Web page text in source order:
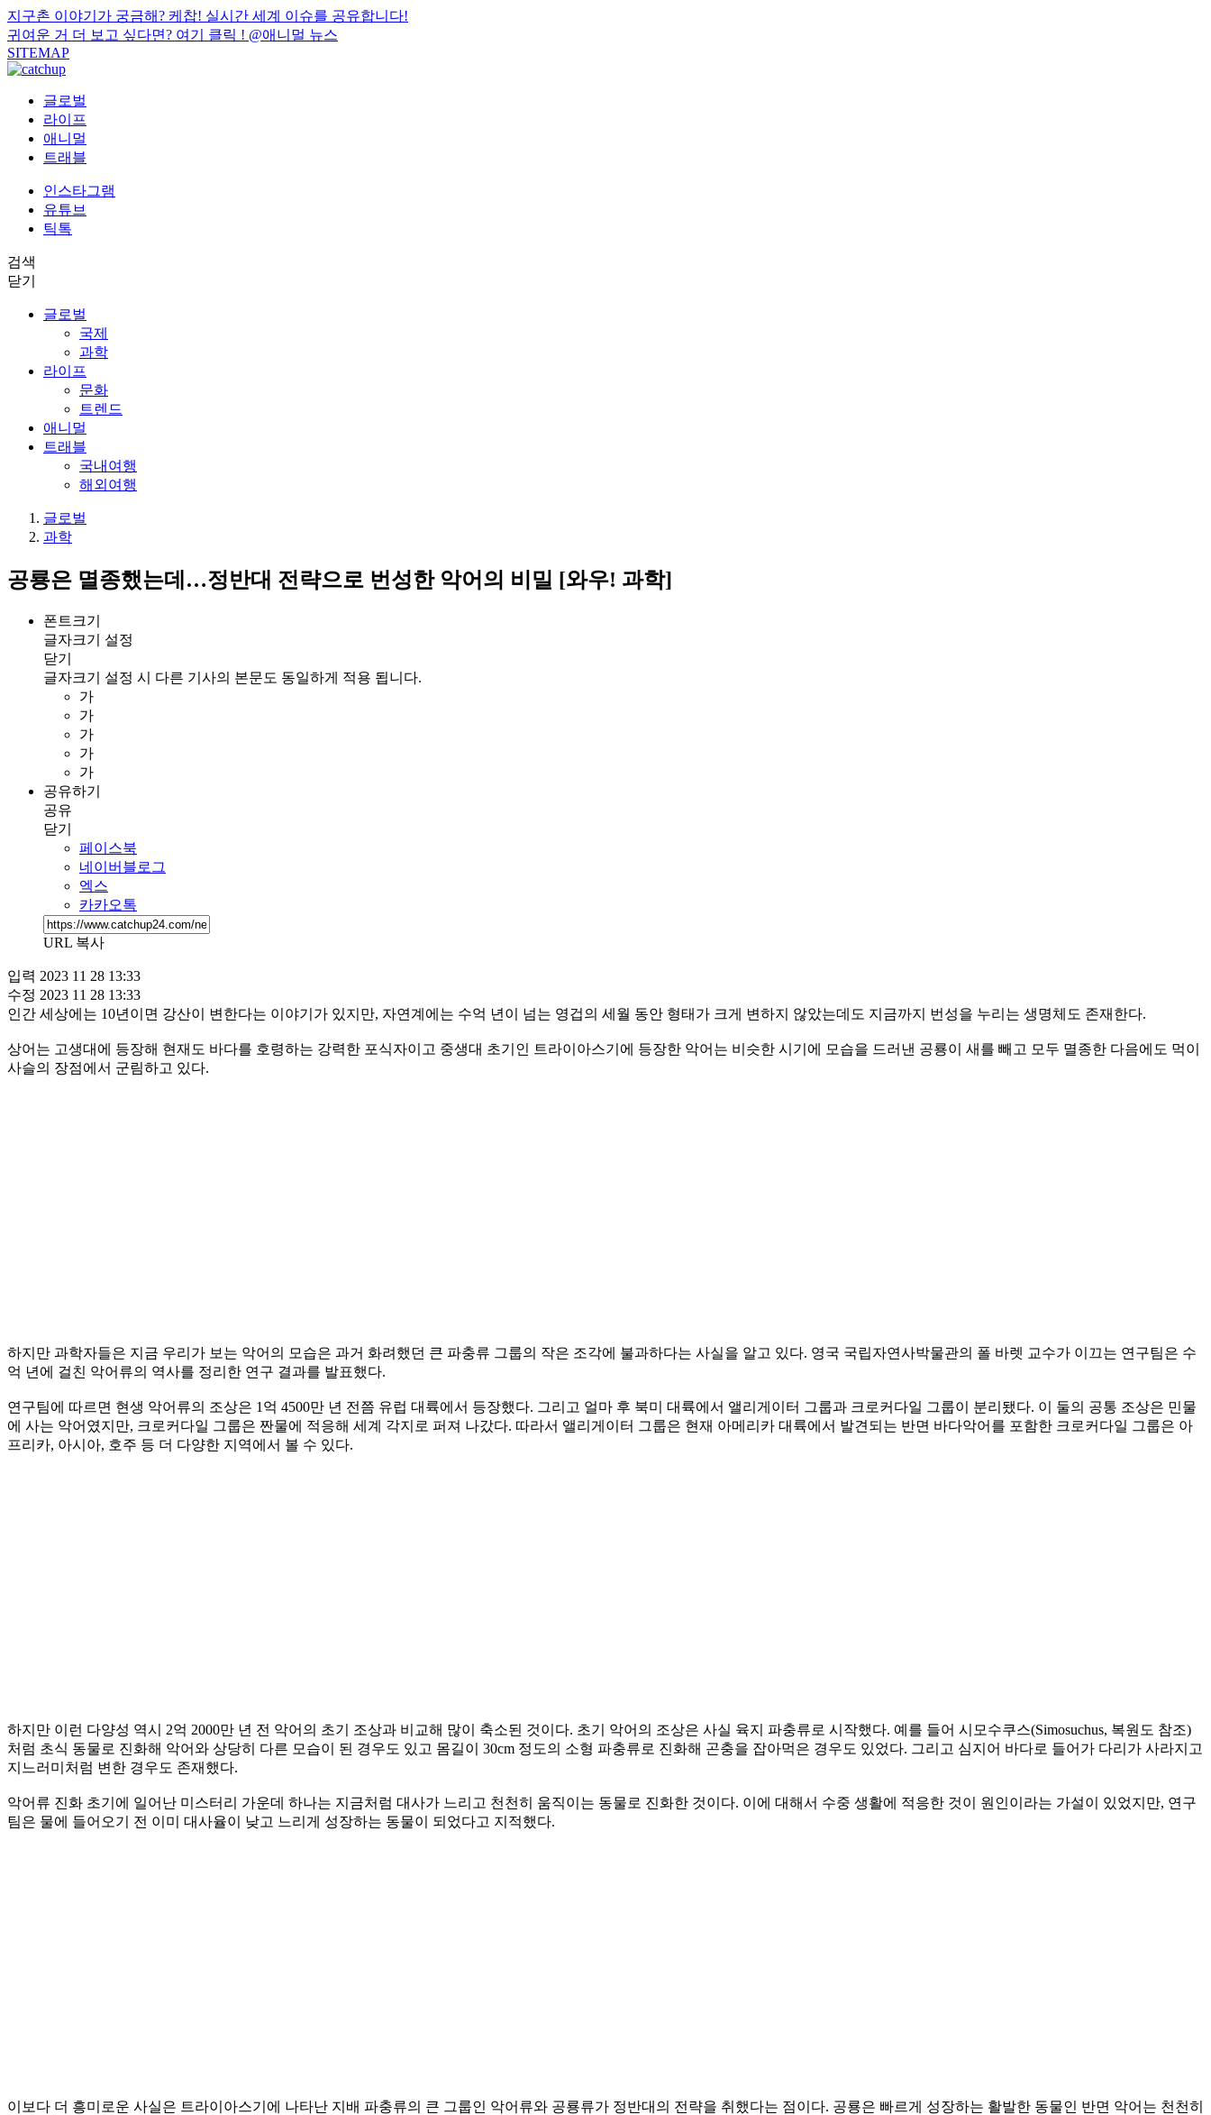
지구촌 이야기가 궁금해? 케찹! 실시간 세계 이슈를 공유합니다!
귀여운 거 더 보고 싶다면? 여기 클릭 ! @애니멀 뉴스
SITEMAP
글로벌
라이프
애니멀
트래블
인스타그램
유튜브
틱톡
검색
닫기
글로벌
국제
과학
라이프
문화
트렌드
애니멀
트래블
국내여행
해외여행
글로벌
과학
공룡은 멸종했는데…정반대 전략으로 번성한 악어의 비밀 [와우! 과학]
폰트크기
글자크기 설정
닫기
글자크기 설정 시 다른 기사의 본문도 동일하게 적용 됩니다.
가
가
가
가
가
공유하기
공유
닫기
페이스북
네이버블로그
엑스
카카오톡
URL 복사
입력 2023 11 28 13:33
수정 2023 11 28 13:33
인간 세상에는 10년이면 강산이 변한다는 이야기가 있지만, 자연계에는 수억 년이 넘는 영겁의 세월 동안 형태가 크게 변하지 않았는데도 지금까지 번성을 누리는 생명체도 존재한다.
상어는 고생대에 등장해 현재도 바다를 호령하는 강력한 포식자이고 중생대 초기인 트라이아스기에 등장한 악어는 비슷한 시기에 모습을 드러낸 공룡이 새를 빼고 모두 멸종한 다음에도 먹이
사슬의 장점에서 군림하고 있다.
하지만 과학자들은 지금 우리가 보는 악어의 모습은 과거 화려했던 큰 파충류 그룹의 작은 조각에 불과하다는 사실을 알고 있다. 영국 국립자연사박물관의 폴 바렛 교수가 이끄는 연구팀은 수
억 년에 걸친 악어류의 역사를 정리한 연구 결과를 발표했다.
연구팀에 따르면 현생 악어류의 조상은 1억 4500만 년 전쯤 유럽 대륙에서 등장했다. 그리고 얼마 후 북미 대륙에서 앨리게이터 그룹과 크로커다일 그룹이 분리됐다. 이 둘의 공통 조상은 민물
에 사는 악어였지만, 크로커다일 그룹은 짠물에 적응해 세계 각지로 퍼져 나갔다. 따라서 앨리게이터 그룹은 현재 아메리카 대륙에서 발견되는 반면 바다악어를 포함한 크로커다일 그룹은 아
프리카, 아시아, 호주 등 더 다양한 지역에서 볼 수 있다.
하지만 이런 다양성 역시 2억 2000만 년 전 악어의 초기 조상과 비교해 많이 축소된 것이다. 초기 악어의 조상은 사실 육지 파충류로 시작했다. 예를 들어 시모수쿠스(Simosuchus, 복원도 참조)
처럼 초식 동물로 진화해 악어와 상당히 다른 모습이 된 경우도 있고 몸길이 30cm 정도의 소형 파충류로 진화해 곤충을 잡아먹은 경우도 있었다. 그리고 심지어 바다로 들어가 다리가 사라지고
지느러미처럼 변한 경우도 존재했다.
악어류 진화 초기에 일어난 미스터리 가운데 하나는 지금처럼 대사가 느리고 천천히 움직이는 동물로 진화한 것이다. 이에 대해서 수중 생활에 적응한 것이 원인이라는 가설이 있었지만, 연구
팀은 물에 들어오기 전 이미 대사율이 낮고 느리게 성장하는 동물이 되었다고 지적했다.
이보다 더 흥미로운 사실은 트라이아스기에 나타난 지배 파충류의 큰 그룹인 악어류와 공룡류가 정반대의 전략을 취했다는 점이다. 공룡은 빠르게 성장하는 활발한 동물인 반면 악어는 천천히